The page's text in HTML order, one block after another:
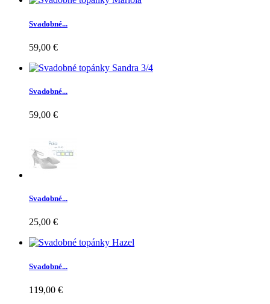
Svadobné...
59,00 €
Svadobné...
59,00 €
Svadobné...
25,00 €
Svadobné...
119,00 €